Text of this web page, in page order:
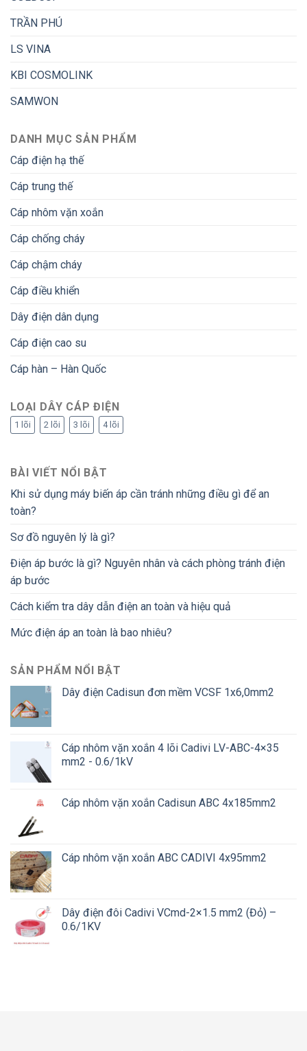
TRẦN PHÚ
LS VINA
KBI COSMOLINK
SAMWON
DANH MỤC SẢN PHẨM
Cáp điện hạ thế
Cáp trung thế
Cáp nhôm vặn xoắn
Cáp chống cháy
Cáp chậm cháy
Cáp điều khiển
Dây điện dân dụng
Cáp điện cao su
Cáp hàn – Hàn Quốc
LOẠI DÂY CÁP ĐIỆN
1 lõi 2 lõi 3 lõi 4 lõi
BÀI VIẾT NỔI BẬT
Khi sử dụng máy biến áp cần tránh những điều gì để an
toàn?
Sơ đồ nguyên lý là gì?
Điện áp bước là gì? Nguyên nhân và cách phòng tránh điện
áp bước
Cách kiểm tra dây dẫn điện an toàn và hiệu quả
Mức điện áp an toàn là bao nhiêu?
SẢN PHẨM NỔI BẬT
Dây điện Cadisun đơn mềm VCSF 1x6,0mm2
Cáp nhôm vặn xoắn 4 lõi Cadivi LV-ABC-4×35
mm2 - 0.6/1kV
Cáp nhôm vặn xoắn Cadisun ABC 4x185mm2
Cáp nhôm vặn xoắn ABC CADIVI 4x95mm2
Dây điện đôi Cadivi VCmd-2×1.5 mm2 (Đỏ) –
0.6/1KV